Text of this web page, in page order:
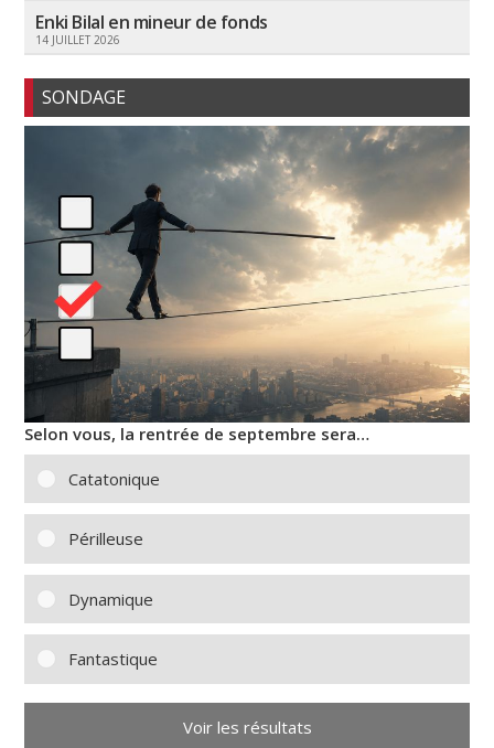
Enki Bilal en mineur de fonds
14 JUILLET 2026
SONDAGE
Selon vous, la rentrée de septembre sera…
Catatonique
Périlleuse
Dynamique
Fantastique
Voir les résultats